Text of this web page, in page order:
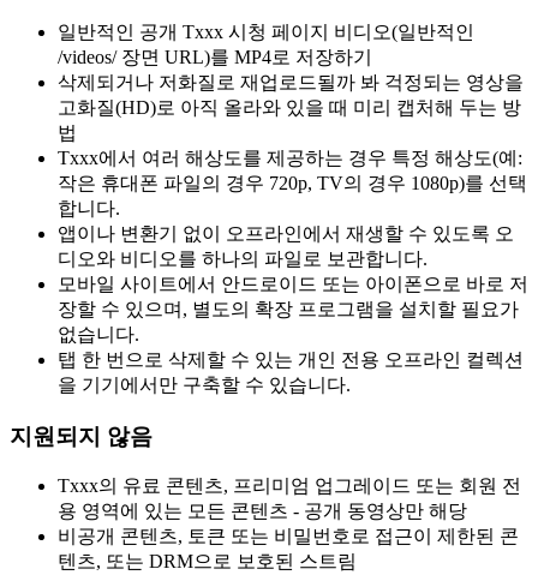
일반적인 공개 Txxx 시청 페이지 비디오(일반적인
/videos/ 장면 URL)를 MP4로 저장하기
삭제되거나 저화질로 재업로드될까 봐 걱정되는 영상을
고화질(HD)로 아직 올라와 있을 때 미리 캡처해 두는 방
법
Txxx에서 여러 해상도를 제공하는 경우 특정 해상도(예:
작은 휴대폰 파일의 경우 720p, TV의 경우 1080p)를 선택
합니다.
앱이나 변환기 없이 오프라인에서 재생할 수 있도록 오
디오와 비디오를 하나의 파일로 보관합니다.
모바일 사이트에서 안드로이드 또는 아이폰으로 바로 저
장할 수 있으며, 별도의 확장 프로그램을 설치할 필요가
없습니다.
탭 한 번으로 삭제할 수 있는 개인 전용 오프라인 컬렉션
을 기기에서만 구축할 수 있습니다.
지원되지 않음
Txxx의 유료 콘텐츠, 프리미엄 업그레이드 또는 회원 전
용 영역에 있는 모든 콘텐츠 - 공개 동영상만 해당
비공개 콘텐츠, 토큰 또는 비밀번호로 접근이 제한된 콘
텐츠, 또는 DRM으로 보호된 스트림